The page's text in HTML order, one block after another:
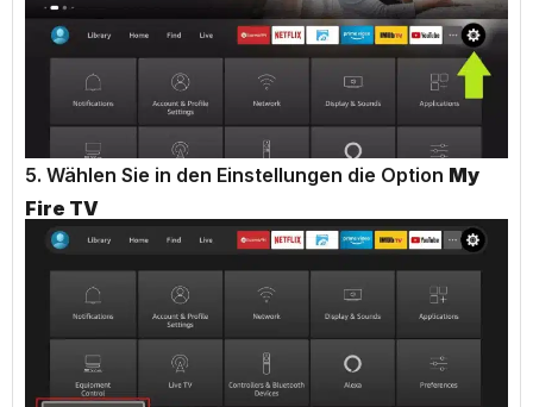
5. Wählen Sie in den Einstellungen die Option My
Fire TV